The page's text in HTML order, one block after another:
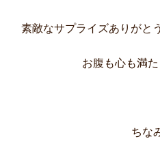
素敵なサプライズありが
お腹も心も満
ちな